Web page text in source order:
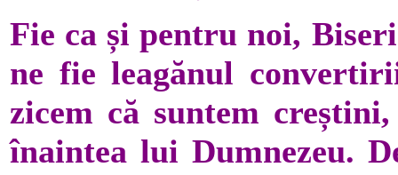
Fie ca și pentru noi,
ne fie leagănul
zicem că suntem
înaintea lui Dumnezeu.